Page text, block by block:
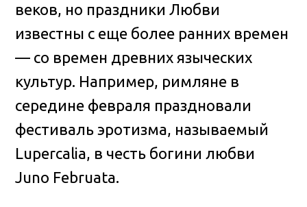
веков, но праздники Любви
известны с еще более ранних времен
— со времен древних языческих
культур. Например, римляне в
середине февраля праздновали
фестиваль эротизма, называемый
Lupercalia, в честь богини любви
Juno Februata.